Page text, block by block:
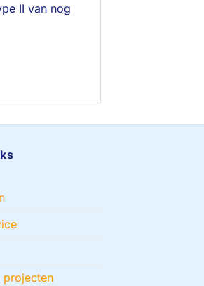
II van nog
projecten